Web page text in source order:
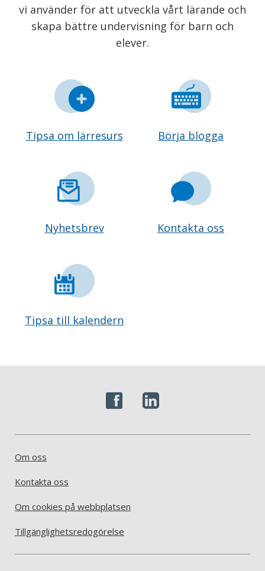
vi använder för att utveckla vårt lärande och
skapa bättre undervisning för barn och
elever.
Tipsa om lärresurs Börja blogga
Nyhetsbrev Kontakta oss
Tipsa till kalendern
Om oss
Kontakta oss
Om cookies på webbplatsen
Tillgänglighetsredogörelse